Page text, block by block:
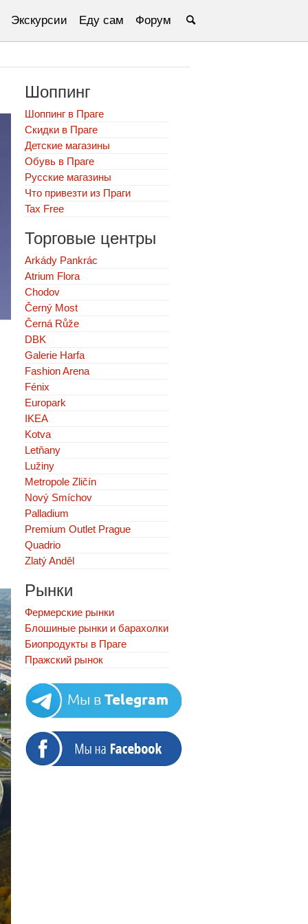
Экскурсии Еду сам Форум
Шоппинг
Шоппинг в Праге
Скидки в Праге
Детские магазины
Обувь в Праге
Русские магазины
Что привезти из Праги
Tax Free
Торговые центры
Arkády Pankrác
Atrium Flora
Chodov
Černý Most
Černá Růže
DBK
Galerie Harfa
Fashion Arena
Fénix
Europark
IKEA
Kotva
Letňany
Lužiny
Metropole Zličín
Nový Smíchov
Palladium
Premium Outlet Prague
Quadrio
Zlatý Anděl
Рынки
Фермерские рынки
Блошиные рынки и барахолки
Биопродукты в Праге
Пражский рынок